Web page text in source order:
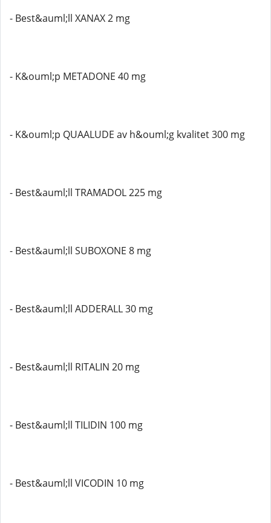
- Best&auml;ll XANAX 2 mg
- K&ouml;p METADONE 40 mg
- K&ouml;p QUAALUDE av h&ouml;g kvalitet 300 mg
- Best&auml;ll TRAMADOL 225 mg
- Best&auml;ll SUBOXONE 8 mg
- Best&auml;ll ADDERALL 30 mg
- Best&auml;ll RITALIN 20 mg
- Best&auml;ll TILIDIN 100 mg
- Best&auml;ll VICODIN 10 mg